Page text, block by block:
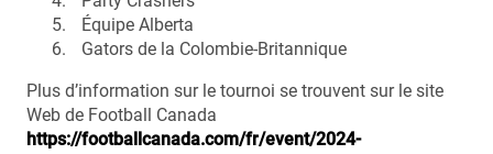
Équipe Alberta
Gators de la Colombie-Britannique
Plus d’information sur le tournoi se trouvent sur le site
Web de Football Canada
https://footballcanada.com/fr/event/2024-